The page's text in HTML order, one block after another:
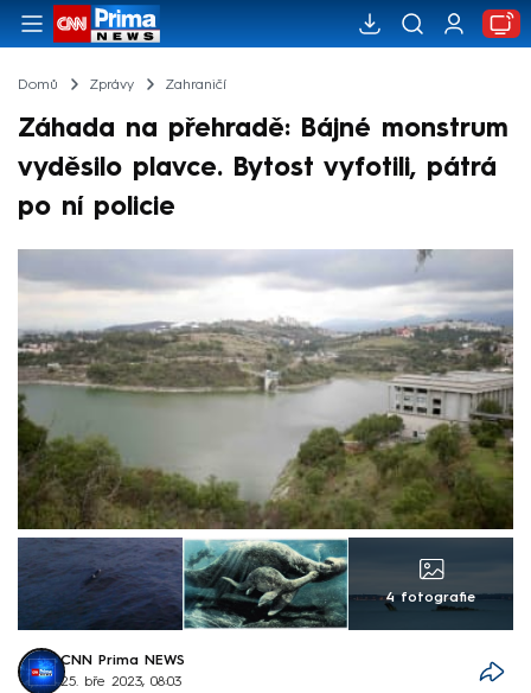
Domů Zprávy Zahraničí
Záhada na přehradě: Bájné monstrum
vyděsilo plavce. Bytost vyfotili, pátrá
po ní policie
4 fotografie
CNN Prima NEWS
25. bře 2023, 08:03